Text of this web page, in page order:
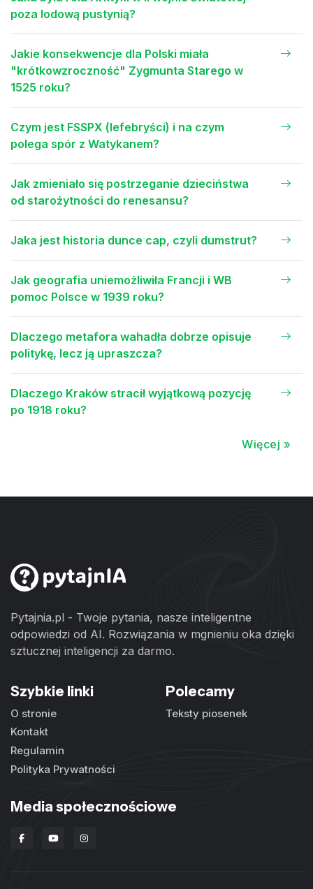
poza lodową pustynią?
Jakie konsekwencje dla Polski miała
"krótkowzroczność" Zygmunta Starego w
1525 roku?
Czym jest FSSPX (lefebryści) i na czym
polega spór z Watykanem?
Jak zmieniało się postrzeganie dzieciństwa
od starożytności do renesansu?
Jaka jest historia dunce cap, czyli dumstrut?
Jak geografia uniemożliwiła Francji i WB
pomoc Polsce w 1939 roku?
Dlaczego metafora wahadła dobrze opisuje
politykę, lecz ją upraszcza?
Dlaczego Kraków stracił wyjątkową pozycję
po 1918 roku?
Więcej »
Pytajnia.pl - Twoje pytania, nasze inteligentne
odpowiedzi od AI. Rozwiązania w mgnieniu oka dzięki
sztucznej inteligencji za darmo.
Szybkie linki
O stronie
Kontakt
Regulamin
Polityka Prywatności
Polecamy
Teksty piosenek
Media społecznościowe